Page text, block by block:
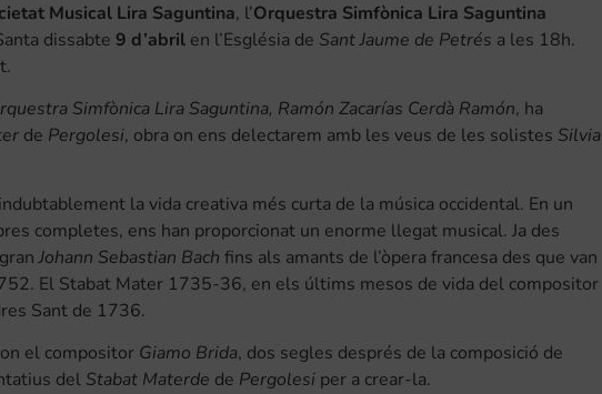
Musical Lira Saguntina, l’Orquestra Simfònica Lira Saguntina
dissabte 9 d’abril en l’Església de Sant Jaume de Petrés a les 18h.
Simfònica Lira Saguntina, Ramón Zacarías Cerdà Ramón, ha
de Pergolesi, obra on ens delectarem amb les veus de les solistes Silvia
la vida creativa més curta de la música occidental. En un
completes, ens han proporcionat un enorme llegat musical. Ja des
Johann Sebastian Bach fins als amants de l’òpera francesa des que van
El Stabat Mater 1735-36, en els últims mesos de vida del compositor
Sant de 1736.
el compositor Giamo Brida, dos segles després de la composició de
delStabat Materde de Pergolesi per a crear-la.